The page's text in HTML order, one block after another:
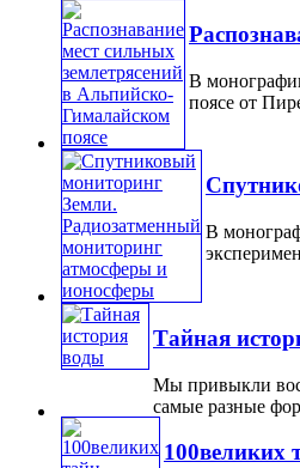
В
поясе от
В
Тайная
Мы привыкли
самые разные
100великих